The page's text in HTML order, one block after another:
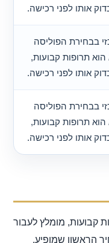
אותו לפני רכישה.
בבחירת הפוליסה
תרופות קבועות,
אותו לפני רכישה.
בבחירת הפוליסה
תרופות קבועות,
אותו לפני רכישה.
קבועות, מומלץ לעבור
הראשון שמופיע.